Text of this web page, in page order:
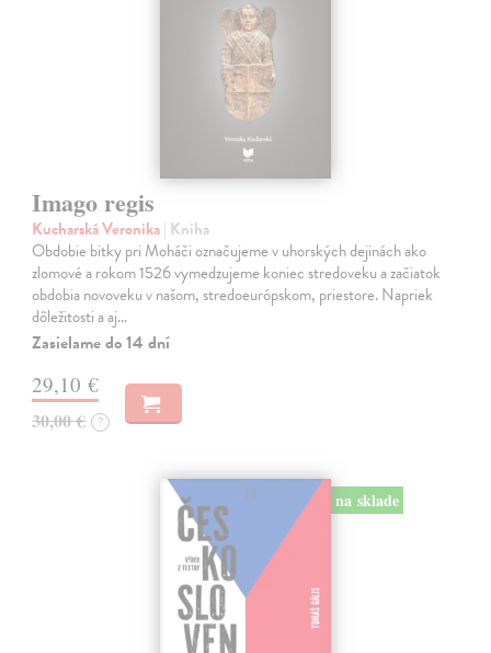
Imago regis
Kucharská Veronika| Kniha
Obdobie bitky pri Moháči označujeme v uhorských dejinách ako
zlomové a rokom 1526 vymedzujeme koniec stredoveku a začiatok
obdobia novoveku v našom, stredoeurópskom, priestore. Napriek
dôležitosti a aj…
Zasielame do 14 dní
29,10 €
30,00 € ?
na sklade